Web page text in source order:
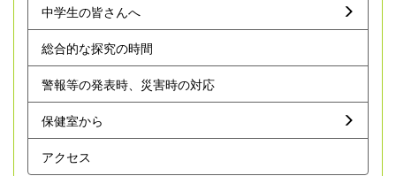
中学生の皆さんへ
総合的な探究の時間
警報等の発表時、災害時の対応
保健室から
アクセス